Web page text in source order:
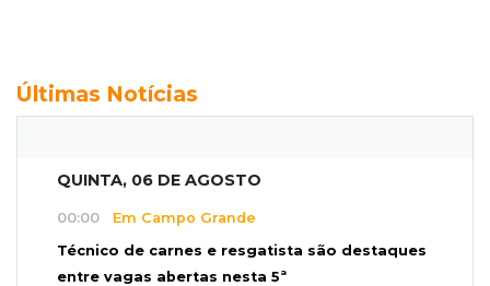
Últimas Notícias
QUINTA, 06 DE AGOSTO
00:00 Em Campo Grande
Técnico de carnes e resgatista são destaques
entre vagas abertas nesta 5ª